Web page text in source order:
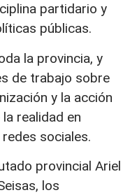
partidario y
públicas.
la provincia, y
de trabajo sobre
y la acción
realidad en
sociales.
provincial Ariel
los